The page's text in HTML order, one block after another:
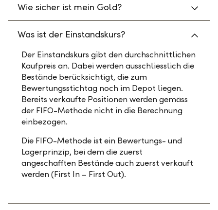
Wie sicher ist mein Gold?
Was ist der Einstandskurs?
Der Einstandskurs gibt den durchschnittlichen
Kaufpreis an. Dabei werden ausschliesslich die
Bestände berücksichtigt, die zum
Bewertungsstichtag noch im Depot liegen.
Bereits verkaufte Positionen werden gemäss
der FIFO-Methode nicht in die Berechnung
einbezogen.
Die FIFO-Methode ist ein Bewertungs- und
Lagerprinzip, bei dem die zuerst
angeschafften Bestände auch zuerst verkauft
werden (First In – First Out).